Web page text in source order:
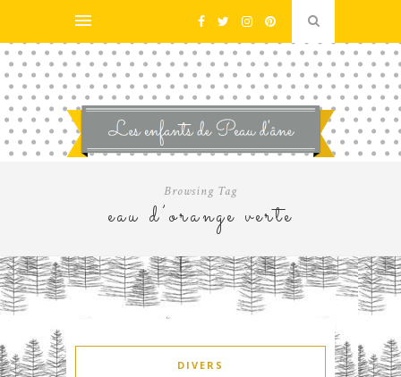
Browsing Tag
eau d’orange verte
DIVERS